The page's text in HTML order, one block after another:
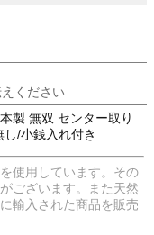
ください
製 無双 センター取り
/小銭入れ付き
使用しています。その
ございます。また天然
輸入された商品を販売